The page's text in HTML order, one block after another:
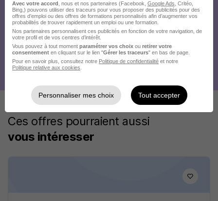
Ces offres pourraient aussi
vous intéresser
Avec votre accord , nous et nos partenaires (Facebook, Google Ads , Critéo,
Bing,) pouvons utiliser des traceurs pour vous proposer des publicités pour des
offres d’emploi ou des offres de formations personnalisés afin d’augmenter vos
probabilités de trouver rapidement un emploi ou une formation.
Nos partenaires personnalisent ces publicités en fonction de votre navigation, de
votre profil et de vos centres d’intérêt.
Vous pouvez à tout moment paramétrer vos choix ou retirer votre
consentement en cliquant sur le lien "Gérer les traceurs" en bas de page.
Pour en savoir plus, consultez notre Politique de confidentialité et notre
Politique relative aux cookies
Personnaliser mes choix Tout accepter